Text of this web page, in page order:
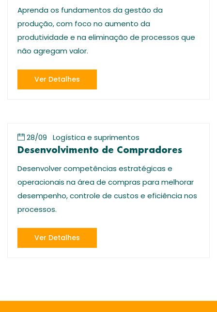
Aprenda os fundamentos da gestão da
produção, com foco no aumento da
produtividade e na eliminação de processos que
não agregam valor.
Ver Detalhes
28/09 Logística e suprimentos
Desenvolvimento de Compradores
Desenvolver competências estratégicas e
operacionais na área de compras para melhorar
desempenho, controle de custos e eficiência nos
processos.
Ver Detalhes